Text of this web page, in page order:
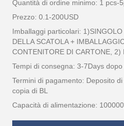
Quantità di ordine minimo: 1 pcs-
Prezzo: 0.1-200USD
Imballaggi particolari:
DELLA SCATOLA +
CONTENITORE DI CARTONE, 2) I
Tempi di consegna: 3-7Days
Termini di pagamento: Deposito
copia di BL
Capacità di alimentazione: